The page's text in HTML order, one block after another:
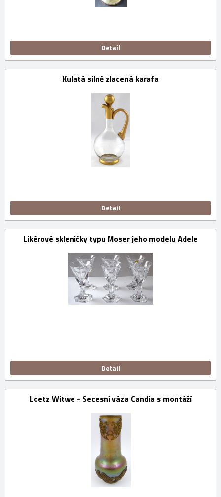
Detail
Kulatá silně zlacená karafa
Detail
Likérové skleničky typu Moser jeho modelu Adele
Detail
Loetz Witwe - Secesní váza Candia s montáží